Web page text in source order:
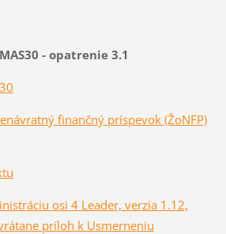
- opatrenie 3.1
finančný príspevok (ŽoNFP)
osi 4 Leader, verzia 1.12,
príloh k Usmerneniu